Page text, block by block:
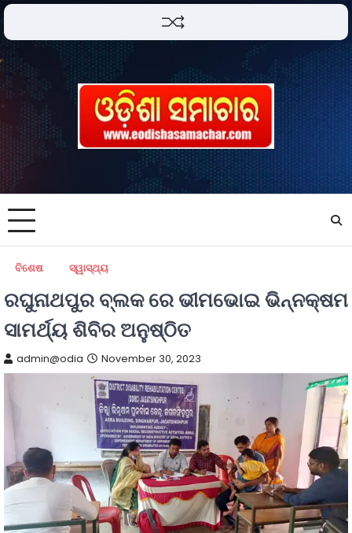
ବିଶେଷ ସ୍ୱାସ୍ଥ୍ୟ
ରଘୁନାଥପୁର ବ୍ଲକ ରେ ଭୀମଭୋଇ ଭିନ୍ନକ୍ଷମ
ସାମର୍ଥ୍ୟ ଶିବିର ଅନୁଷ୍ଠିତ
admin@odia November 30, 2023